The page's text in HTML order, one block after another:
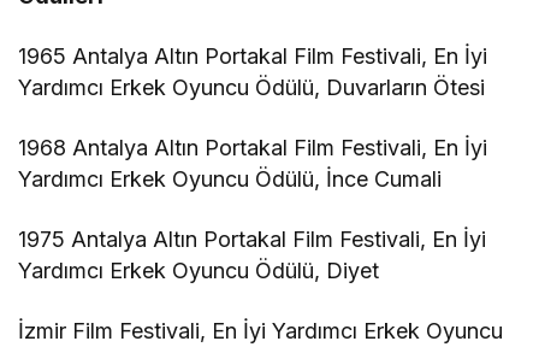
1965 Antalya Altın Portakal Film Festivali, En İyi
Yardımcı Erkek Oyuncu Ödülü, Duvarların Ötesi
1968 Antalya Altın Portakal Film Festivali, En İyi
Yardımcı Erkek Oyuncu Ödülü, İnce Cumali
1975 Antalya Altın Portakal Film Festivali, En İyi
Yardımcı Erkek Oyuncu Ödülü, Diyet
İzmir Film Festivali, En İyi Yardımcı Erkek Oyuncu